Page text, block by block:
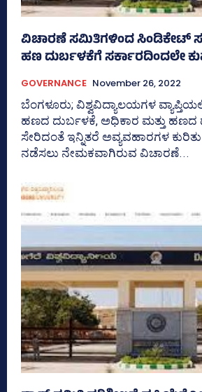
ವಿಚಾರಣೆ ಸಮಿತಿಗಳಿಂದ ಸಿಂಡಿಕೇಟ್‌
ಹಣ ದುರ್ಬಳಕೆಗೆ ಸರ್ಕಾರದಿಂದಲೇ
GOVERNANCE November 26, 2022
ಬೆಂಗಳೂರು; ವಿಶ್ವವಿದ್ಯಾಲಯಗಳ
ಹಣದ ದುರ್ಬಳಕೆ, ಅಧಿಕಾರ ಮತ್ತು
ಸೇರಿದಂತೆ ಇನ್ನಿತರೆ ಅವ್ಯವಹಾರಗಳ
ನಡೆಸಲು ನೇಮಕವಾಗಿರುವ ವಿಚಾರಣೆ...